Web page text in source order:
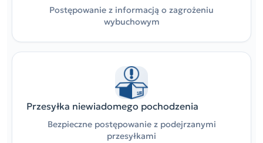
Postępowanie z informacją o zagrożeniu
wybuchowym
Przesyłka niewiadomego pochodzenia
Bezpieczne postępowanie z podejrzanymi
przesyłkami